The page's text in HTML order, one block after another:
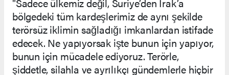
bölgedeki tüm kardeşlerimiz de aynı şekilde
terörsüz iklimin sağladığı imkanlardan istifade
edecek. Ne yapıyorsak işte bunun için yapıyor,
bunun için mücadele ediyoruz. Terörle,
şiddetle, silahla ve ayrılıkçı gündemlerle hiçbir